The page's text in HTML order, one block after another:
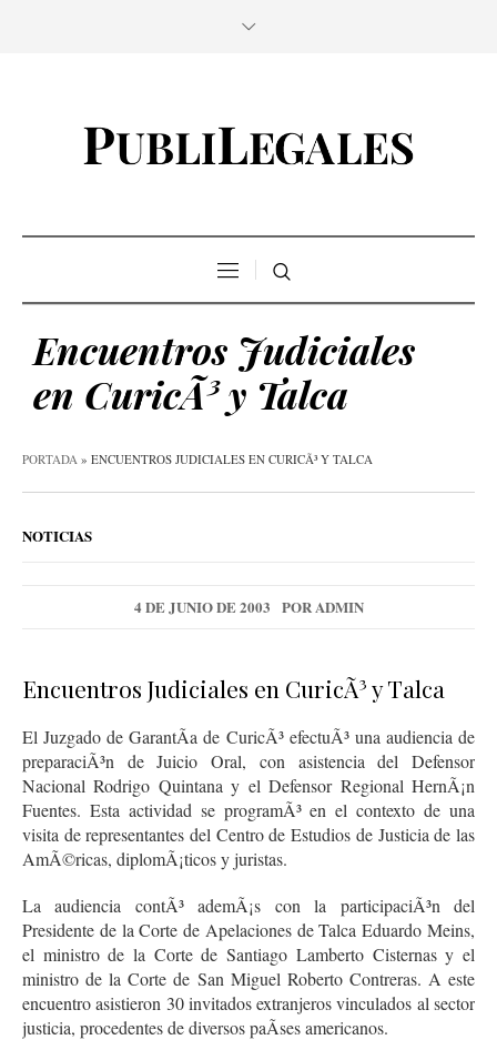
Encuentros Judiciales
en CuricÃ³ y Talca
PORTADA » ENCUENTROS JUDICIALES EN CURICÃ³ Y TALCA
NOTICIAS
4 DE JUNIO DE 2003 POR ADMIN
Encuentros Judiciales en CuricÃ³ y Talca
El Juzgado de GarantÃ­a de CuricÃ³ efectuÃ³ una audiencia de
preparaciÃ³n de Juicio Oral, con asistencia del Defensor
Nacional Rodrigo Quintana y el Defensor Regional HernÃ¡n
Fuentes. Esta actividad se programÃ³ en el contexto de una
visita de representantes del Centro de Estudios de Justicia de las
AmÃ©ricas, diplomÃ¡ticos y juristas.
La audiencia contÃ³ ademÃ¡s con la participaciÃ³n del
Presidente de la Corte de Apelaciones de Talca Eduardo Meins,
el ministro de la Corte de Santiago Lamberto Cisternas y el
ministro de la Corte de San Miguel Roberto Contreras. A este
encuentro asistieron 30 invitados extranjeros vinculados al sector
justicia, procedentes de diversos paÃ­ses americanos.